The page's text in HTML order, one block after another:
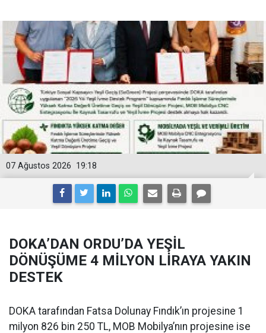
19:18
07 Ağustos 2026
DOKA’DAN ORDU’DA YEŞİL
DÖNÜŞÜME 4 MİLYON LİRAYA YAKIN
DESTEK
DOKA tarafından Fatsa Dolunay Fındık’ın projesine 1
milyon 826 bin 250 TL, MOB Mobilya’nın projesine ise